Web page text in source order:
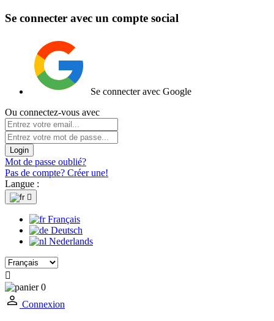
Se connecter avec un compte social
Se connecter avec Google
Ou connectez-vous avec
Login
Mot de passe oublié?
Pas de compte? Créer une!
Langue :

Français
Deutsch
Nederlands

0
Connexion